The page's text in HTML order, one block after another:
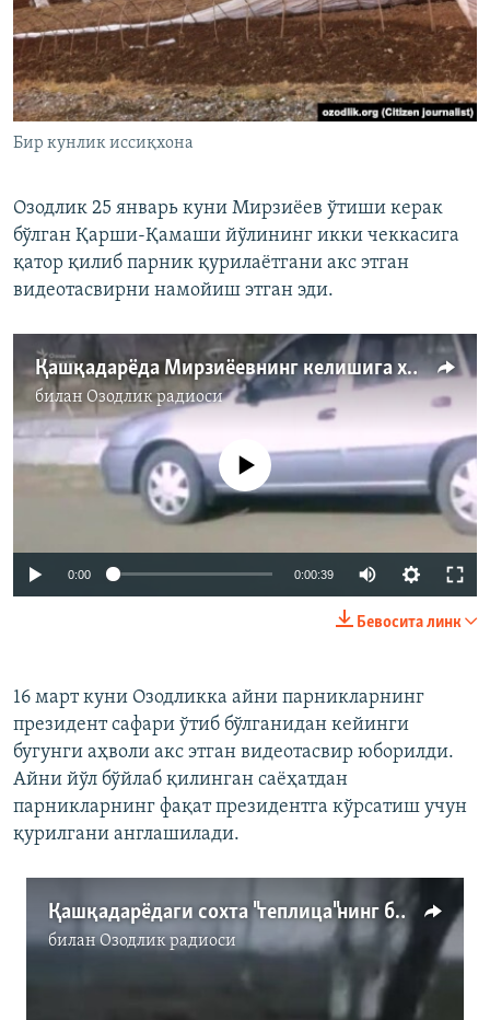
Бир кунлик иссиқхона
Озодлик 25 январь куни Мирзиёев ўтиши керак
бўлган Қарши-Қамаши йўлининг икки чеккасига
қатор қилиб парник қурилаëтгани акс этган
видеотасвирни намойиш этган эди.
Қашқадарëда Мирзиëевнинг келишига хўжакўрсинга парниклар қурилмоқда
билан Озодлик радиоси
Айни дамда медиа-манба мавжуд эмас
0:00 0:00:39
Бевосита линк
16 март куни Озодликка айни парникларнинг
президент сафари ўтиб бўлганидан кейинги
бугунги аҳволи акс этган видеотасвир юборилди.
Айни йўл бўйлаб қилинган саëҳатдан
парникларнинг фақат президентга кўрсатиш учун
қурилгани англашилади.
Қашқадарёдаги сохта "теплица"нинг бугунги ҳолати
биланОзодлик радиоси